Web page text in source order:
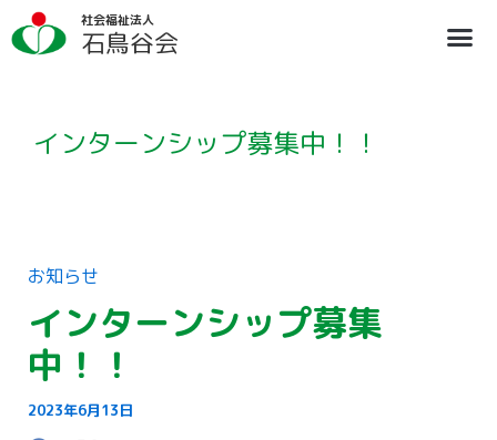
容
を
社会福祉法人
石鳥谷会
インターンシップ募集中！！
お知らせ
インターンシップ募集
中！！
2023年6月13日
ア
ー
カ